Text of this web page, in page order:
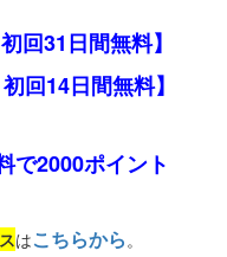
31日間無料】
回14日間無料】
で2000ポイント
はこちらから。